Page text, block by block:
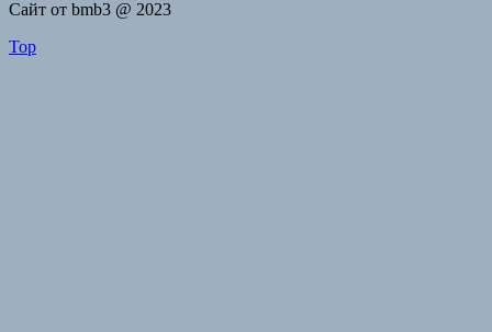
Сайт от bmb3 @ 2023
Top